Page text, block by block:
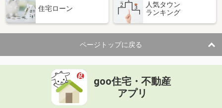
住宅ローン
人気タウン
ランキング
ページトップに戻る
goo住宅・不動産
アプリ